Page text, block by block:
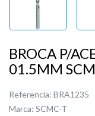
BROCA P/
01.5MM
Referencia: BRA1235
Marca: SCMC-T